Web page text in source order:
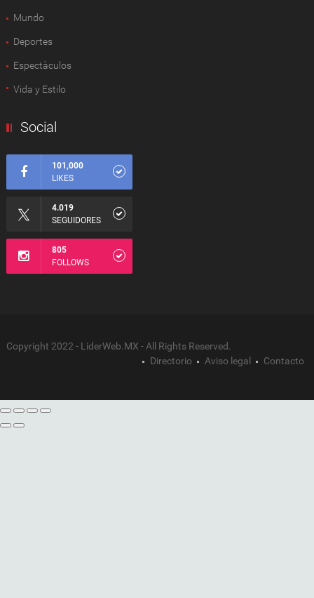
Mundo
Deportes
Espectàculos
Vida y Estilo
Social
101,000
LIKES
4.019
SEGUIDORES
805
FOLLOWS
Copyright 2022 - LiderWeb.MX - All Rights Reserved.
Directorio
Aviso legal Contacto